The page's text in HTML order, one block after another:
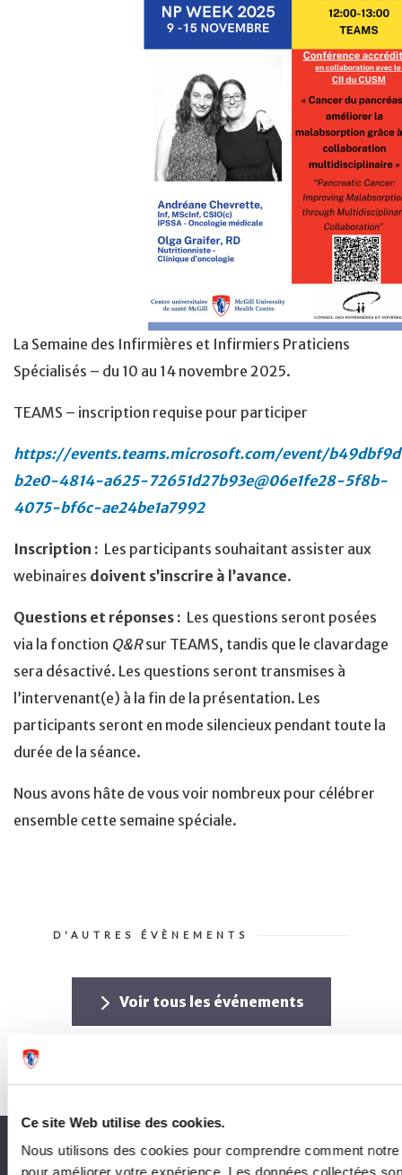
Ce site Web utilise des cookies.
Nous utilisons des cookies pour comprendre comment
pour améliorer votre expérience. Les données collectées
La Semaine des Infirmières et Infirmiers Praticiens
Spécialisés – du 10 au 14 novembre 2025.
TEAMS – inscription requise pour participer
https://events.teams.microsoft.com/event/
b2e0-4814-a625-72651d27b93e@06e1fe28-5f8b-
4075-bf6c-ae24be1a7992
Inscription : Les participants souhaitant assister aux
webinaires doivent s’inscrire à l’avance.
Questions et réponses : Les questions seront posées
via la fonction Q&Rsur TEAMS, tandis que le clavardage
sera désactivé. Les questions seront transmises à
l’intervenant(e) à la fin de la présentation. Les
participants seront en mode silencieux pendant toute la
durée de la séance.
Nous avons hâte de vous voir nombreux pour célébrer
ensemble cette semaine spéciale.
D'AUTRES ÉVÈNEMENTS
Voir tous les événements
À propos du CUSM